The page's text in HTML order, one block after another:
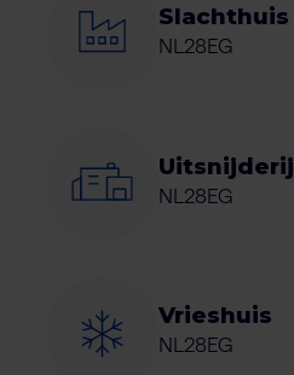
Slachthuis
NL28EG
Uitsnijderij
NL28EG
Vrieshuis
NL28EG